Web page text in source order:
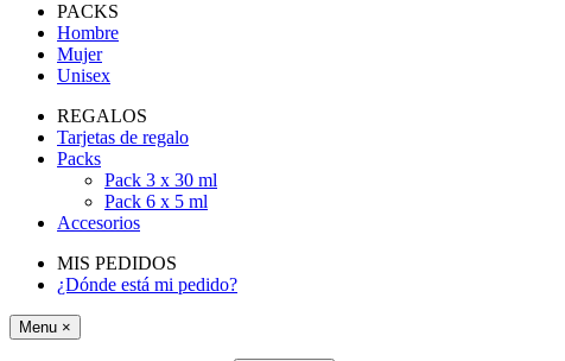
PACKS
Hombre
Mujer
Unisex
REGALOS
Tarjetas de regalo
Packs
Pack 3 x 30 ml
Pack 6 x 5 ml
Accesorios
MIS PEDIDOS
¿Dónde está mi pedido?
Menu ×